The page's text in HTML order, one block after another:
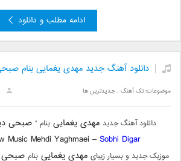
ادامه مطلب و دانلود
دانلود آهنگ جدید مهدی یغمایی بنام
موضوعات:تک آهنگ ,جدیدترین ها
دانلود آهنگ جدید مهدی یغمایی بنام “ صبحی
Music Mehdi Yaghmaei –Sobhi Digar
موزیک جدید و بسیار زیبای مهدی یغمایی بنام صبحی